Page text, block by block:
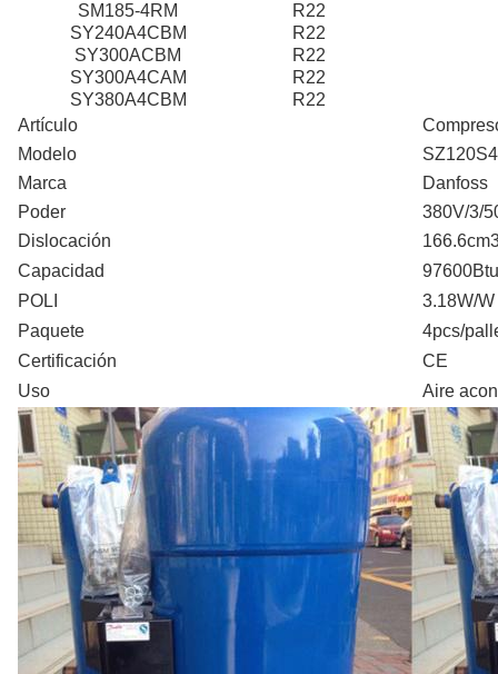
SM185-4RM
R22
SY240A4CBM
R22
SY300ACBM
R22
SY300A4CAM
R22
SY380A4CBM
R22
Artículo
Modelo
Marca
Danfoss
Poder
380V/3/
Dislocación
Capacidad
POLI
3.18W/W
Paquete
4pcs/
Certificación
CE
Uso
Aire